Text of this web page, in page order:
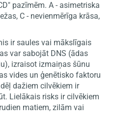
pazīmēm. A - asimetriska
C - nevienmērīga krāsa,
ir saules vai mākslīgais
var sabojāt DNS (ādas
izraisot izmaiņas šūnu
vides un ģenētisko faktoru
dažiem cilvēkiem ir
Lielākais risks ir cilvēkiem
matiem, zilām vai